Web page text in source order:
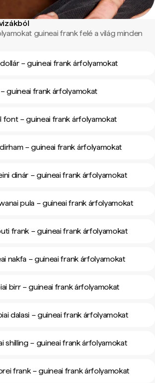
guineai frank felé a világ minden
– guineai frank árfolyamokat
guineai frank árfolyamokat
font – guineai frank árfolyamokat
– guineai frank árfolyamokat
dinár – guineai frank árfolyamokat
pula – guineai frank árfolyamokat
frank – guineai frank árfolyamokat
nakfa – guineai frank árfolyamokat
birr – guineai frank árfolyamokat
dalasi – guineai frank árfolyamokat
shilling – guineai frank árfolyamokat
frank – guineai frank árfolyamokat